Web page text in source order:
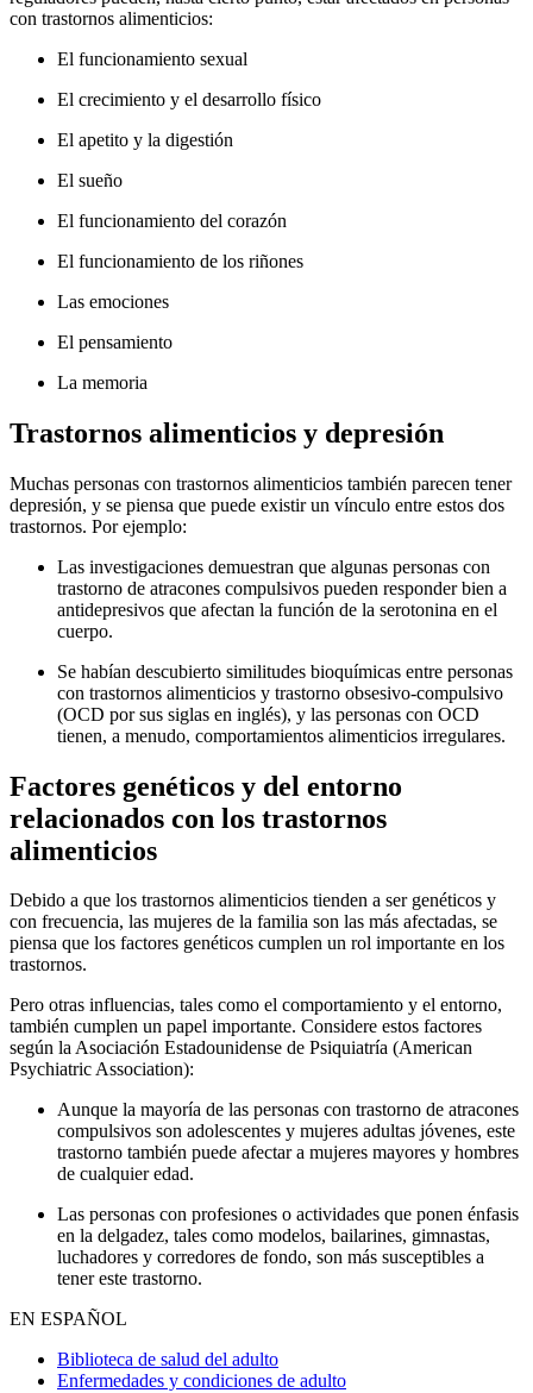
con trastornos alimenticios:
El funcionamiento sexual
El crecimiento y el desarrollo físico
El apetito y la digestión
El sueño
El funcionamiento del corazón
El funcionamiento de los riñones
Las emociones
El pensamiento
La memoria
Trastornos alimenticios y depresión
Muchas personas con trastornos alimenticios también parecen tener
depresión, y se piensa que puede existir un vínculo entre estos dos
trastornos. Por ejemplo:
Las investigaciones demuestran que algunas personas con
trastorno de atracones compulsivos pueden responder bien a
antidepresivos que afectan la función de la serotonina en el
cuerpo.
Se habían descubierto similitudes bioquímicas entre personas
con trastornos alimenticios y trastorno obsesivo-compulsivo
(OCD por sus siglas en inglés), y las personas con OCD
tienen, a menudo, comportamientos alimenticios irregulares.
Factores genéticos y del entorno
relacionados con los trastornos
alimenticios
Debido a que los trastornos alimenticios tienden a ser genéticos y
con frecuencia, las mujeres de la familia son las más afectadas, se
piensa que los factores genéticos cumplen un rol importante en los
trastornos.
Pero otras influencias, tales como el comportamiento y el entorno,
también cumplen un papel importante. Considere estos factores
según la Asociación Estadounidense de Psiquiatría (American
Psychiatric Association):
Aunque la mayoría de las personas con trastorno de atracones
compulsivos son adolescentes y mujeres adultas jóvenes, este
trastorno también puede afectar a mujeres mayores y hombres
de cualquier edad.
Las personas con profesiones o actividades que ponen énfasis
en la delgadez, tales como modelos, bailarines, gimnastas,
luchadores y corredores de fondo, son más susceptibles a
tener este trastorno.
EN ESPAÑOL
Biblioteca de salud del adulto
Enfermedades y condiciones de adulto